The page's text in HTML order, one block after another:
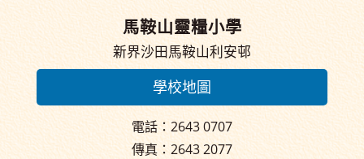
馬鞍山靈糧小學
新界沙田馬鞍山利安邨
學校地圖
電話：2643 0707
傳真：2643 2077